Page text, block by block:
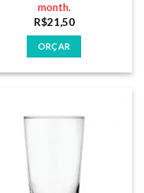
month.
R$21,50
ORÇAR